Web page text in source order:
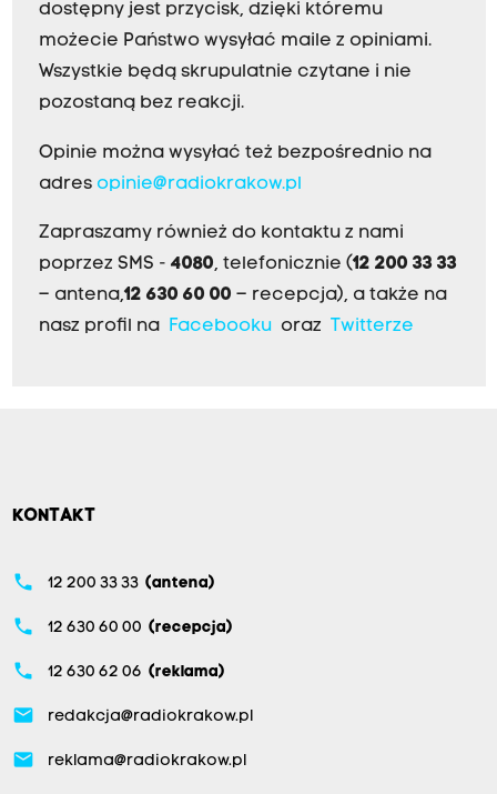
dostępny jest przycisk, dzięki któremu
możecie Państwo wysyłać maile z opiniami.
Wszystkie będą skrupulatnie czytane i nie
pozostaną bez reakcji.
Opinie można wysyłać też bezpośrednio na
adres opinie@radiokrakow.pl
Zapraszamy również do kontaktu z nami
poprzez SMS - 4080, telefonicznie (12 200 33 33
– antena,12 630 60 00 – recepcja), a także na
nasz profil na
Facebookuoraz Twitterze
KONTAKT
phone 12 200 33 33 (antena)
phone 12 630 60 00 (recepcja)
phone 12 630 62 06 (reklama)
email redakcja@radiokrakow.pl
email reklama@radiokrakow.pl